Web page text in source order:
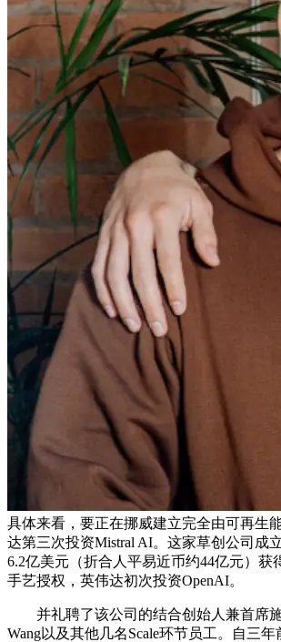
具体来看，要正在挪威建立完全由可再生
达第三次投资Mistral AI。这家草创公司成
6.2亿美元（折合人平易近币约44亿元）获
手艺授权，英伟达初次投资OpenAI。
并礼聘了该公司的结合创始人兼首席施
Wang以及其他几名Scale环节员工。自三